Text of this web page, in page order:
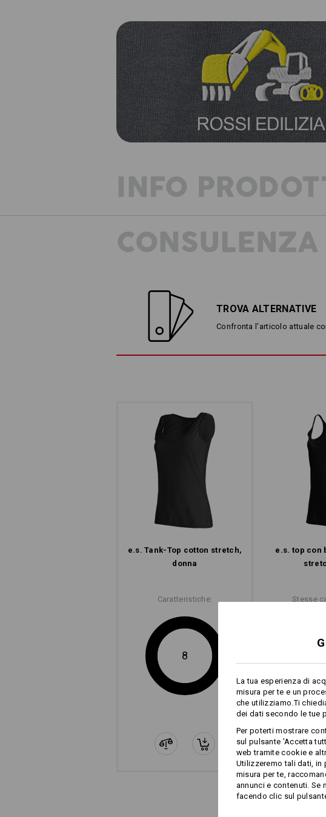
INFO
TROVA ALTERNATIVE
Confronta l'articolo attuale
e.s. Tank-Top cotton stretch,
donna
Caratteristiche:
8
e.s. top con
Stesse
La tua esperienza di
misura per te e un
che utilizziamo.Ti
dei dati secondo le tue
Per poterti mostrare
sul pulsante 'Accetta
web tramite cookie e
Utilizzeremo tali dati, in
misura per te,
annunci e contenuti.
facendo clic sul